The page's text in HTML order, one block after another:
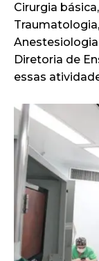
Cirurgia
Diretoria de
essas